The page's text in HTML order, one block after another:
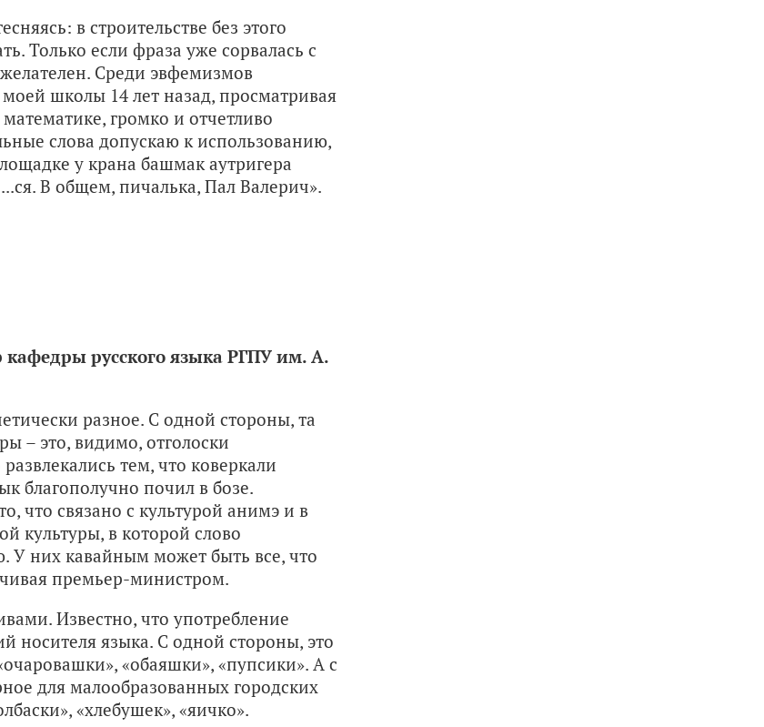
в строительстве без этого
Только если фраза уже сорвалась с
Среди эвфемизмов
школы 14 лет назад, просматривая
громко и отчетливо
слова допускаю к использованию,
у крана башмак аутригера
В общем, пичалька, Пал Валерич».
кафедры русского языка РГПУ им. А.
разное. С одной стороны, та
– это, видимо, отголоски
тем, что коверкали
благополучно почил в бозе.
связано с культурой анимэ и в
культуры, в которой слово
У них кавайным может быть все, что
премьер-министром.
Известно, что употребление
носителя языка. С одной стороны, это
«обаяшки», «пупсики». А с
для малообразованных городских
«хлебушек», «яичко».